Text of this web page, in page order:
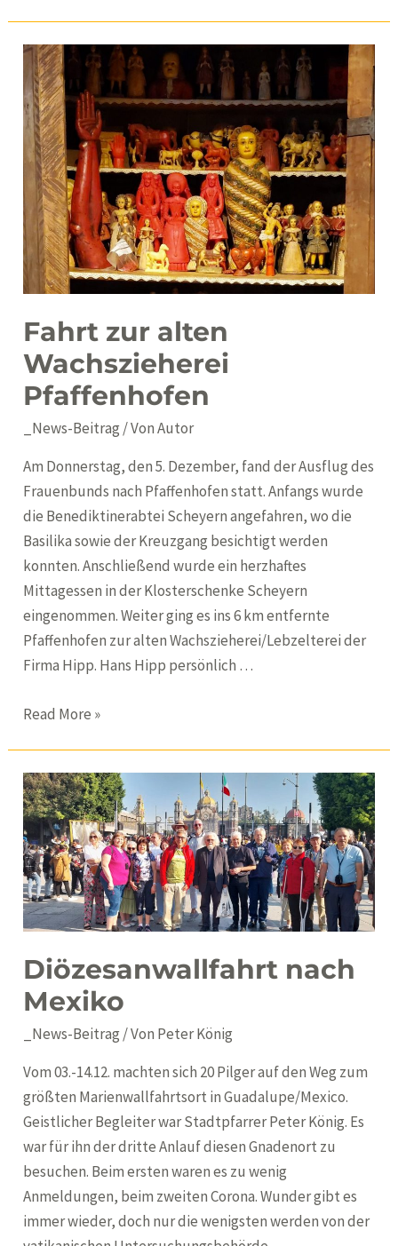
auf
Fahrt zur alten
Wachszieherei
Pfaffenhofen
_News-Beitrag / VonAutor
Am Donnerstag, den 5. Dezember, fand der Ausflug des
Frauenbunds nach Pfaffenhofen statt. Anfangs wurde
die Benediktinerabtei Scheyern angefahren, wo die
Basilika sowie der Kreuzgang besichtigt werden
konnten. Anschließend wurde ein herzhaftes
Mittagessen in der Klosterschenke Scheyern
eingenommen. Weiter ging es ins 6 km entfernte
Pfaffenhofen zur alten Wachszieherei/Lebzelterei der
Firma Hipp. Hans Hipp persönlich …
Fahrt
Wachszieherei
Pfaffenhofen
Read More »
Diözesanwallfahrt nach
Mexiko
_News-Beitrag / Von Peter König
Vom 03.-14.12. machten sich 20 Pilger auf den Weg zum
größten Marienwallfahrtsort in Guadalupe/Mexico.
Geistlicher Begleiter war Stadtpfarrer Peter König. Es
war für ihn der dritte Anlauf diesen Gnadenort zu
besuchen. Beim ersten waren es zu wenig
Anmeldungen, beim zweiten Corona. Wunder gibt es
immer wieder, doch nur die wenigsten werden von der